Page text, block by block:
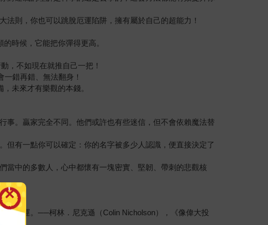
則，你也可以跳脫厄運陷阱，擁有屬於自己的超能力！
時候，它能把你彈得更高。
，不如現在就推自己一把！
錯再錯、無法翻身！
未來才有樂觀的本錢。
。贏家完全不同。他們或許也有些迷信，但不會依賴魔法替
有一點你可以確定：你的名字被多少人認識，便直接決定了
中的多數人，心中都懷有一塊密實、堅韌、帶刺的悲觀核
來好運。──柯林．尼克遜（Colin Nicholson），《像偉大投